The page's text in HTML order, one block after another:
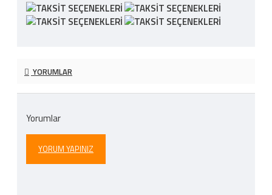
YORUMLAR
Yorumlar
YORUM YAPINIZ